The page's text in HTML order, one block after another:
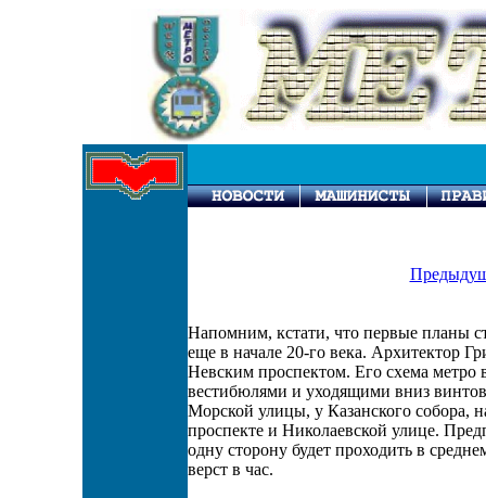
Напомним, кстати, что первые планы
еще в начале 20-го века. Архитектор
Невским проспектом. Его схема метро
вестибюлями и уходящими вниз
Морской улицы, у Казанского собора,
проспекте и Николаевской улице.
одну сторону будет проходить в
верст в час.